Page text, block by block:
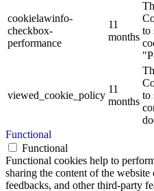
cookielawinfo-
checkbox-
performance
11
months
to
viewed_cookie_policy
11
months
to
Functional
Functional
Functional cookies help to
sharing the content of the
feedbacks, and other third-party